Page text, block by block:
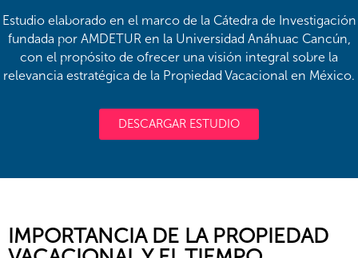
Estudio elaborado en el marco de la Cátedra de Investigación
fundada por AMDETUR en la Universidad Anáhuac Cancún,
con el propósito de ofrecer una visión integral sobre la
relevancia estratégica de la Propiedad Vacacional en México.
DESCARGAR ESTUDIO
IMPORTANCIA DE LA PROPIEDAD